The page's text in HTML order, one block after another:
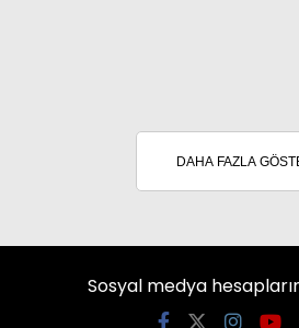
DAHA FAZLA
Sosyal medya